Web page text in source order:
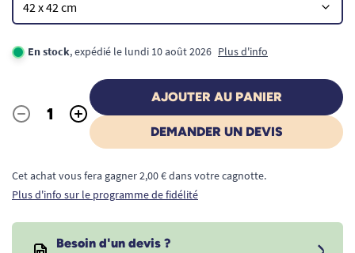
En stock, expédié le lundi 10 août 2026 Plus d'info
Quantité
- +
AJOUTER AU PANIER
DEMANDER UN DEVIS
Cet achat vous fera gagner 2,00 € dans votre cagnotte.
Plus d'info sur le programme de fidélité
Besoin d'un devis ?